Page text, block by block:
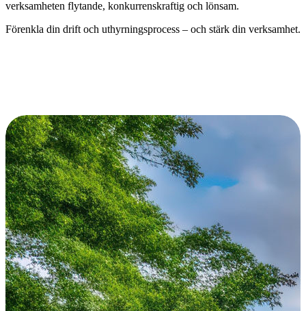
verksamheten flytande, konkurrenskraftig och lönsam.
Förenkla din drift och uthyrningsprocess – och stärk din verksamhet.